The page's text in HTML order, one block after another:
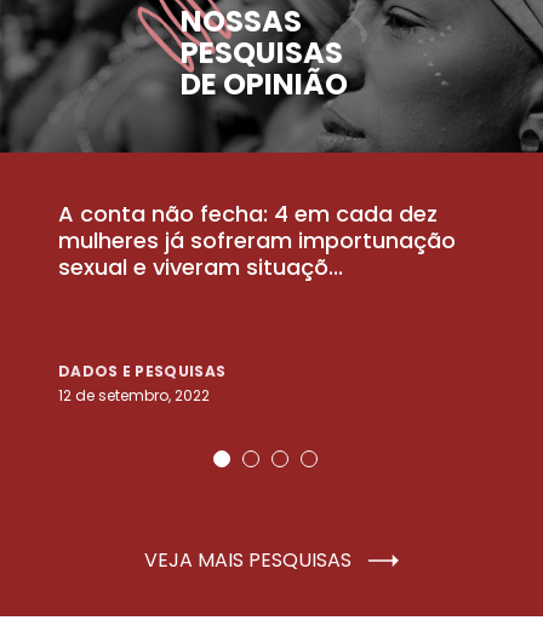
NOSSAS
PESQUISAS
DE OPINIÃO
A conta não fecha: 4 em cada dez
mulheres já sofreram importunação
sexual e viveram situaçõ...
DADOS E PESQUISAS
12 de setembro, 2022
VEJA MAIS PESQUISAS